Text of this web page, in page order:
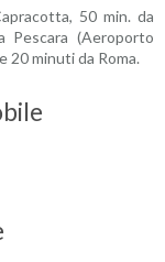
50 min. da
Pescara (Aeroporto
20 minuti da Roma.